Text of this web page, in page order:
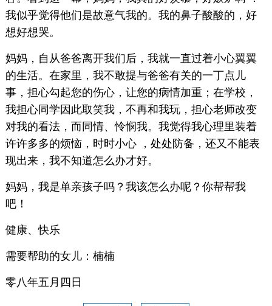
我似乎觉得他们是故意气我的。我的鼻子酸酸的，好
想好想哭。
妈妈，自从爸爸离开我们后，我就一直过着小心翼翼
的生活。在家里，我不敢提与爸爸有关的一丁点儿
事，担心勾起您的伤心，让您的病情加重；在学校，
我担心同学因此取笑我，不再和我玩，担心老师改变
对我的看法，而同情、怜悯我。我觉得我心理里装着
许许多多的烦恼，时时小心 ，处处防备，还又不能表
现出来，我不知道怎么办才好。
妈妈，我是单亲孩子吗？我该怎么办呢？你帮帮我
吧！
健康、快乐
需要帮助的女儿：楠楠
零八年五月四日